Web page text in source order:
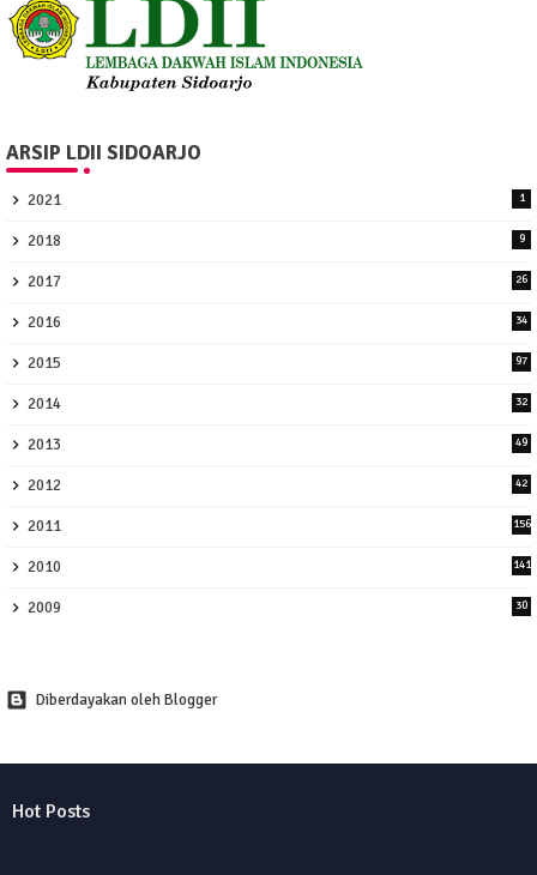
ARSIP LDII SIDOARJO
2021 1
2018 9
2017 26
2016 34
2015 97
2014 32
2013 49
2012 42
2011 156
2010 141
2009 30
Diberdayakan oleh Blogger
Hot Posts